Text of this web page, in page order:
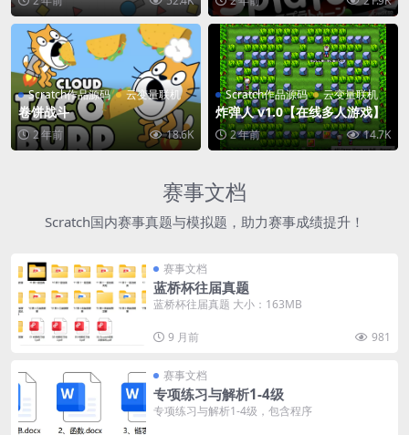
Scratch作品源码 云变量联机
卷饼战斗
2 年前 18.6K
Scratch作品源码 云变量联机
炸弹人 v1.0【在线多人游戏】
2 年前 14.7K
赛事文档
Scratch国内赛事真题与模拟题，助力赛事成绩提升！
赛事文档
蓝桥杯往届真题
蓝桥杯往届真题 大小：163MB
9 月前 981
赛事文档
专项练习与解析1-4级
专项练习与解析1-4级，包含程序